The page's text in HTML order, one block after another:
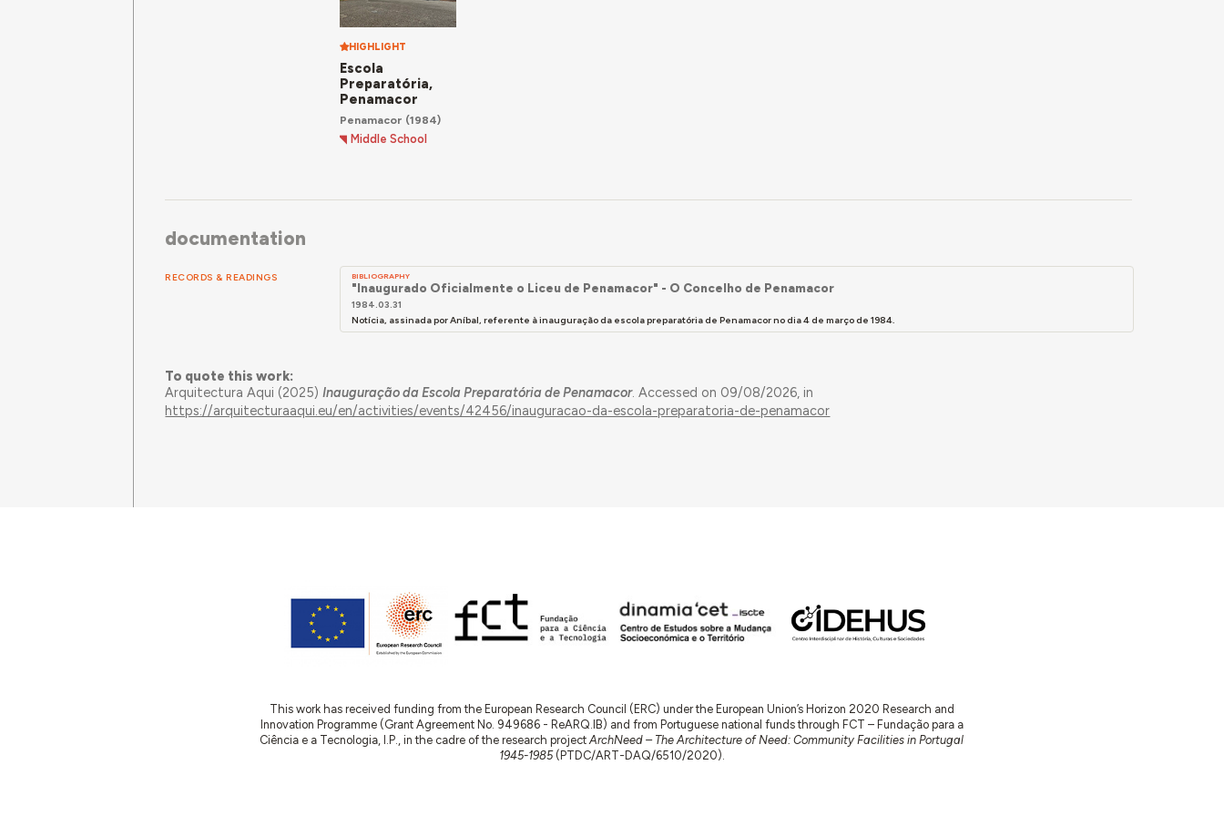
HIGHLIGHT
Escola
Preparatória,
Penamacor
Penamacor (1984)
Middle School
documentation
RECORDS & READINGS BIBLIOGRAPHY
"Inaugurado Oficialmente o Liceu de Penamacor" - O Concelho de Penamacor
1984.03.31
Notícia, assinada por Aníbal, referente à inauguração da escola preparatória de Penamacor no dia 4 de março de 1984.
To quote this work:
Arquitectura Aqui (2025)Inauguração da Escola Preparatória de Penamacor. Accessed on 09/08/2026, in
https://arquitecturaaqui.eu/en/activities/events/42456/inauguracao-da-escola-preparatoria-de-penamacor
This work has received funding from the European Research Council (ERC) under the European Union’s Horizon 2020 Research and
Innovation Programme (Grant Agreement No. 949686 - ReARQ.IB) and from Portuguese national funds through FCT – Fundação para a
Ciência e a Tecnologia, I.P., in the cadre of the research projectArchNeed – The Architecture of Need: Community Facilities in Portugal
1945-1985(PTDC/ART-DAQ/6510/2020).